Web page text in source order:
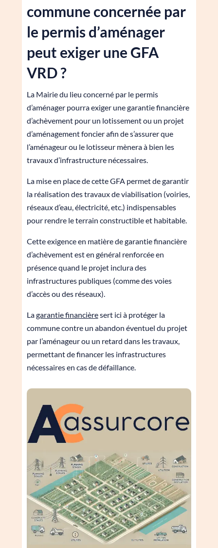
commune concernée par
le permis d’aménager
peut exiger une GFA
VRD ?
La Mairie du lieu concerné par le permis
d’aménager pourra exiger une garantie financière
d’achèvement pour un lotissement ou un projet
d’aménagement foncier afin de s’assurer que
l’aménageur ou le lotisseur mènera à bien les
travaux d’infrastructure nécessaires.
La mise en place de cette GFA permet de garantir
la réalisation des travaux de viabilisation (voiries,
réseaux d’eau, électricité, etc.) indispensables
pour rendre le terrain constructible et habitable.
Cette exigence en matière de garantie financière
d’achèvement est en général renforcée en
présence quand le projet inclura des
infrastructures publiques (comme des voies
d’accès ou des réseaux).
Lagarantie financièresert ici à protéger la
commune contre un abandon éventuel du projet
par l’aménageur ou un retard dans les travaux,
permettant de financer les infrastructures
nécessaires en cas de défaillance.